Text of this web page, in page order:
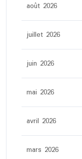
août 2026
juillet 2026
juin 2026
mai 2026
avril 2026
mars 2026